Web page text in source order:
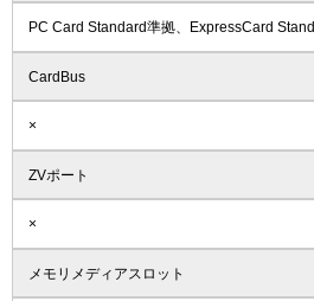
PC Card Standard準拠、ExpressCard
CardBus
×
ZVポート
×
メモリメディアスロット